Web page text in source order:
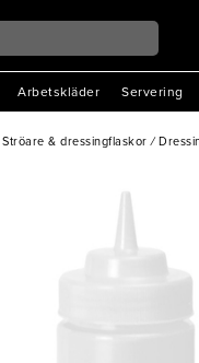
Arbetskläder Servering
Ströare & dressingflaskor /